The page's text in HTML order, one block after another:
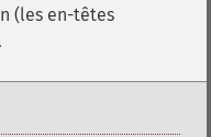
(les en-têtes